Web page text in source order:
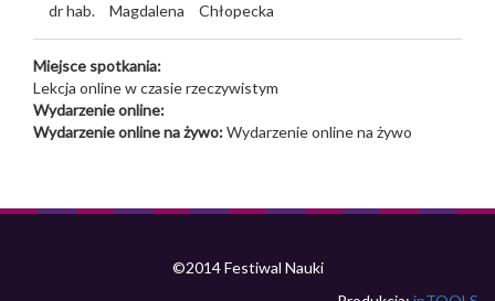
dr hab. Magdalena Chłopecka
Miejsce spotkania:
Lekcja online w czasie rzeczywistym
Wydarzenie online:
Wydarzenie online na żywo:Wydarzenie online na żywo
©2014 Festiwal Nauki